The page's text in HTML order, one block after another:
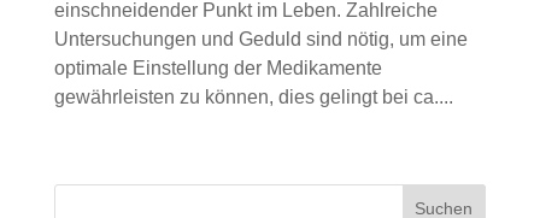
einschneidender Punkt im Leben. Zahlreiche
Untersuchungen und Geduld sind nötig, um eine
optimale Einstellung der Medikamente
gewährleisten zu können, dies gelingt bei ca....